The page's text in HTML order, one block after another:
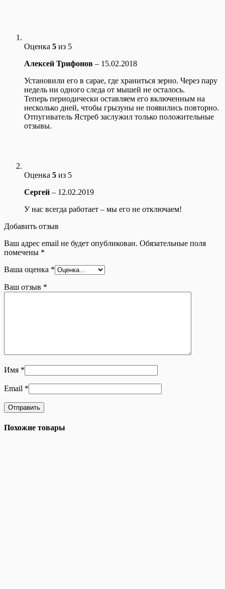
Оценка 5 из 5
Алексей Трифонов – 15.02.2018
Установили его в сарае, где храниться зерно. Через пару
недель ни одного следа от мышей не осталось.
Теперь периодически оставляем его включенным на
несколько дней, чтобы грызуны не появились повторно.
Отпугиватель Ястреб заслужил только положительные
отзывы.
Оценка 5 из 5
Сергей – 12.02.2019
У нас всегда работает – мы его не отключаем!
Добавить отзыв
Ваш адрес email не будет опубликован. Обязательные поля
помечены *
Ваша оценка *
Ваш отзыв *
Имя *
Email *
Похожие товары